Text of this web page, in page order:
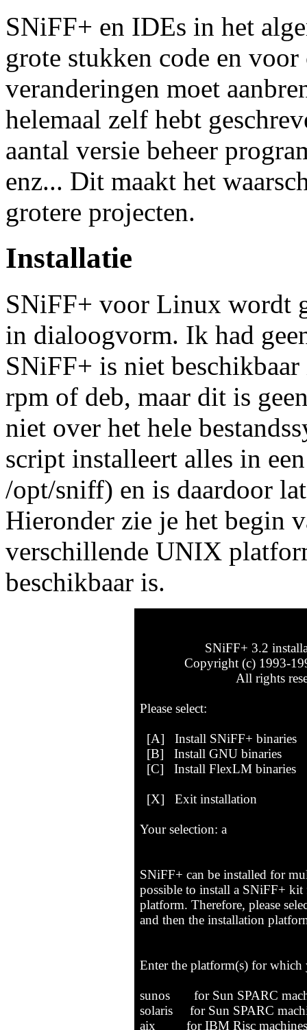
SNiFF+ en IDEs in het
grote stukken code en
veranderingen moet
helemaal zelf hebt
aantal versie beheer
enz... Dit maakt het
grotere projecten.
Installatie
SNiFF+ voor Linux wordt
in dialoogvorm. Ik had
SNiFF+ is niet
rpm of deb, maar dit is
niet over het hele
script installeert alles in
/opt/sniff) en is daardoor
Hieronder zie je het begin
verschillende UNIX
beschikbaar is.
SNiFF+ 3.2
Copyright (c) 1993-1999
All rights
Please select:
[A] Install SNiFF+ binaries
[B] Install GNU binaries
[C] Install FlexLM binaries
[X] Exit installation
Your selection: a
SNiFF+ can be installed for
possible to install a SNiFF+
platform. Therefore, please
and then the installation
Enter the platform(s) for
sunos for Sun SPARC
solaris for Sun SPARC
aix for IBM Risc machines